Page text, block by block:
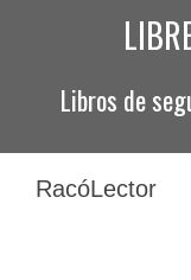
Libros de
RacóLector